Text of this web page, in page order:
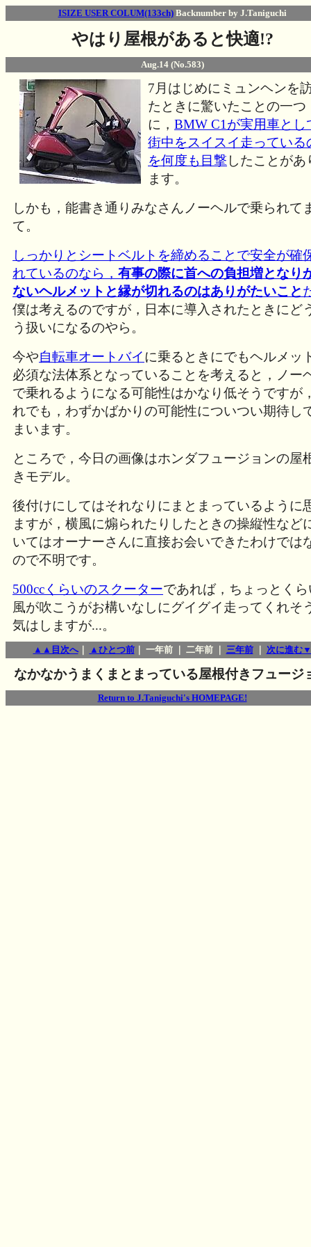
ISIZE USER COLUM(133ch)Backnumber by J.Taniguchi
やはり屋根があると快適!?
Aug.14 (No.583)
7月はじめにミュンヘンを
たときに驚いたことの一つ
に， BMW C1が実用車とし
街中をスイスイ走っている
を何度も目撃 したことがあ
ます。
しかも，能書き通りみなさんノーヘルで乗られて
て。
しっかりとシートベルトを締めることで安全が確
れているのなら， 有事の際に首への負担増となり
ないヘルメットと縁が切れるのはありがたいこと
僕は考えるのですが，日本に導入されたときにど
う扱いになるのやら。
今や自転車オートバイに乗るときにでもヘルメッ
必須な法体系となっていることを考えると，ノー
で乗れるようになる可能性はかなり低そうですが
れでも，わずかばかりの可能性についつい期待し
まいます。
ところで，今日の画像はホンダフュージョンの屋
きモデル。
後付けにしてはそれなりにまとまっているように
ますが，横風に煽られたりしたときの操縦性など
いてはオーナーさんに直接お会いできたわけでは
ので不明です。
500ccくらいのスクーターであれば，ちょっとくら
風が吹こうがお構いなしにグイグイ走ってくれそ
気はしますが...。
▲▲目次へ｜ ▲ひとつ前｜ 一年前 ｜ 二年前 ｜ 三年前｜ 次に進む▼
なかなかうまくまとまっている屋根付きフュージ
Return to J.Taniguchi's HOMEPAGE!